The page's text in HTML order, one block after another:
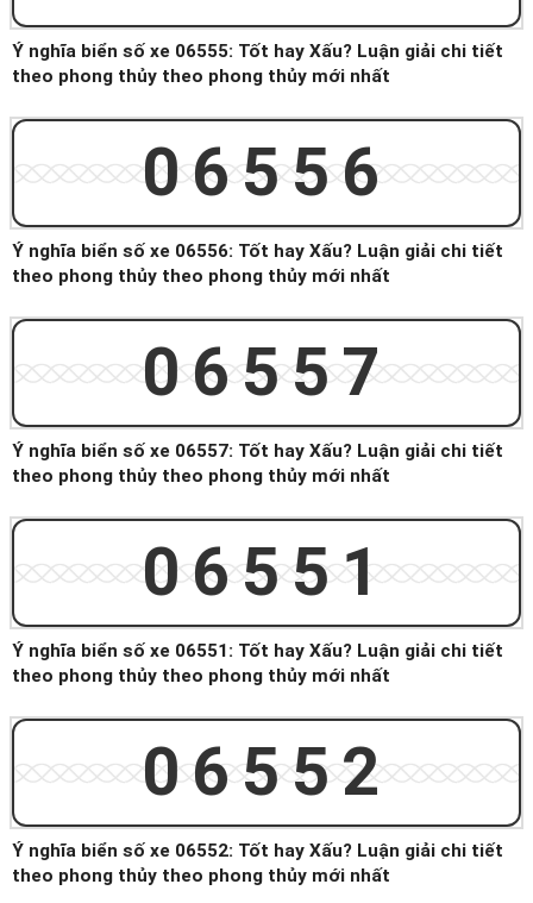
Ý nghĩa biển số xe 06555: Tốt hay Xấu? Luận giải chi tiết
theo phong thủy theo phong thủy mới nhất
06556
Ý nghĩa biển số xe 06556: Tốt hay Xấu? Luận giải chi tiết
theo phong thủy theo phong thủy mới nhất
06557
Ý nghĩa biển số xe 06557: Tốt hay Xấu? Luận giải chi tiết
theo phong thủy theo phong thủy mới nhất
06551
Ý nghĩa biển số xe 06551: Tốt hay Xấu? Luận giải chi tiết
theo phong thủy theo phong thủy mới nhất
06552
Ý nghĩa biển số xe 06552: Tốt hay Xấu? Luận giải chi tiết
theo phong thủy theo phong thủy mới nhất